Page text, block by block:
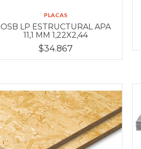
PLACAS
OSB LP ESTRUCTURAL APA
11,1 MM 1,22X2,44
$34.867